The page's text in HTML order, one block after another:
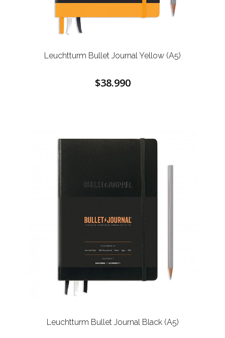
Leuchtturm Bullet Journal Yellow (A5)
$38.990
Leuchtturm Bullet Journal Black (A5)